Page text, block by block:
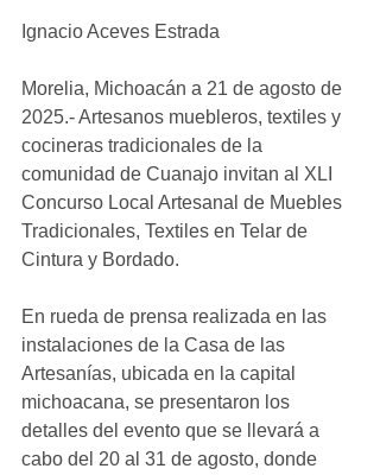
Ignacio Aceves Estrada
Morelia, Michoacán a 21 de agosto de
2025.- Artesanos muebleros, textiles y
cocineras tradicionales de la
comunidad de Cuanajo invitan al XLI
Concurso Local Artesanal de Muebles
Tradicionales, Textiles en Telar de
Cintura y Bordado.
En rueda de prensa realizada en las
instalaciones de la Casa de las
Artesanías, ubicada en la capital
michoacana, se presentaron los
detalles del evento que se llevará a
cabo del 20 al 31 de agosto, donde